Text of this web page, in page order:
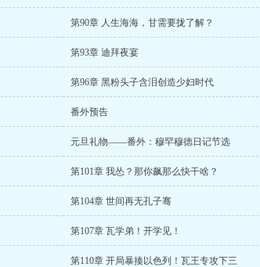
第90章 人生海海，甘需要拢了解？
第93章 迪拜夜宴
第96章 黑粉头子含泪创造少妇时代
番外预告
元旦礼物——番外：穆罕穆德日记节选
第101章 我怂？那你飙那么快干啥？
第104章 世间再无孔子骞
第107章 瓦学弟！开学见！
第110章 开局暴揍以色列！瓦王专攻下三